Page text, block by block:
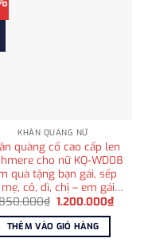
KHĂN QUÀNG NỮ
quàng cổ cao cấp len
cho nữ KQ-WD08
quà tặng bạn gái, sếp
mẹ, cô, dì, chị – em gái…
₫ Giá
là:
1.850.000₫.
1.200.000₫Giá
hiện
THÊM VÀO GIỎ HÀNG